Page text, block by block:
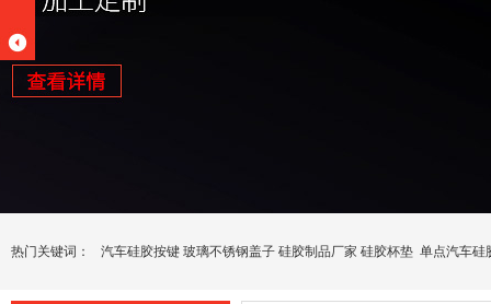
热门关键词： 汽车硅胶按键 玻璃不锈钢盖子 硅胶制品厂家 硅胶杯垫 单点汽车硅